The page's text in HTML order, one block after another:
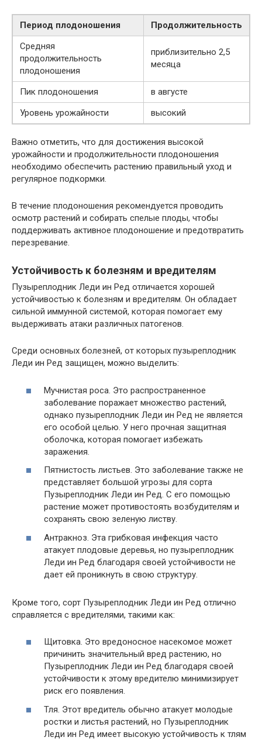
Период плодоношения
Продолжительность
Средняя
продолжительность
плодоношения
приблизительно 2,5
месяца
Пик плодоношения
в августе
Уровень урожайности
высокий
Важно отметить, что для достижения высокой
урожайности и продолжительности плодоношения
необходимо обеспечить растению правильный уход и
регулярное подкормки.
В течение плодоношения рекомендуется проводить
осмотр растений и собирать спелые плоды, чтобы
поддерживать активное плодоношение и предотвратить
перезревание.
Устойчивость к болезням и вредителям
Пузыреплодник Леди ин Ред отличается хорошей
устойчивостью к болезням и вредителям. Он обладает
сильной иммунной системой, которая помогает ему
выдерживать атаки различных патогенов.
Среди основных болезней, от которых пузыреплодник
Леди ин Ред защищен, можно выделить:
Мучнистая роса. Это распространенное
заболевание поражает множество растений,
однако пузыреплодник Леди ин Ред не является
его особой целью. У него прочная защитная
оболочка, которая помогает избежать
заражения.
Пятнистость листьев. Это заболевание также не
представляет большой угрозы для сорта
Пузыреплодник Леди ин Ред. С его помощью
растение может противостоять возбудителям и
сохранять свою зеленую листву.
Антракноз. Эта грибковая инфекция часто
атакует плодовые деревья, но пузыреплодник
Леди ин Ред благодаря своей устойчивости не
дает ей проникнуть в свою структуру.
Кроме того, сорт Пузыреплодник Леди ин Ред отлично
справляется с вредителями, такими как:
Щитовка. Это вредоносное насекомое может
причинить значительный вред растению, но
Пузыреплодник Леди ин Ред благодаря своей
устойчивости к этому вредителю минимизирует
риск его появления.
Тля. Этот вредитель обычно атакует молодые
ростки и листья растений, но Пузыреплодник
Леди ин Ред имеет высокую устойчивость к тлям